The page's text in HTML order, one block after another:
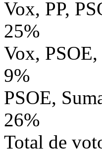
Vox, PP,
25%
Vox, PSOE,
9%
PSOE,
26%
Total de